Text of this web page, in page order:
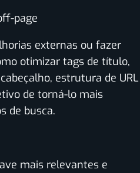
page
externas ou fazer
otimizar tags de título,
estrutura de URL
de torná-lo mais
de busca.
mais relevantes e